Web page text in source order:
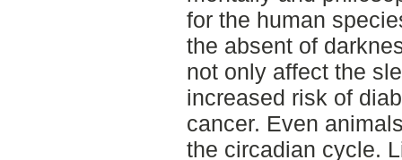
for the human
the absent of
not only affect the
increased risk of
cancer. Even
the circadian cycle.